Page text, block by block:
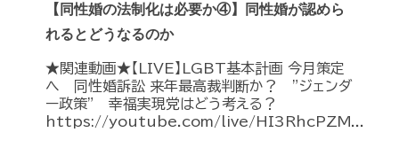
【同性婚の法制化は必要か④】同性婚が認めら
れるとどうなるのか
★関連動画★【LIVE】LGBT基本計画 今月策定
へ 同性婚訴訟 来年最高裁判断か？ ”ジェンダ
ー政策” 幸福実現党はどう考える？
https://youtube.com/live/HI3RhcPZM...